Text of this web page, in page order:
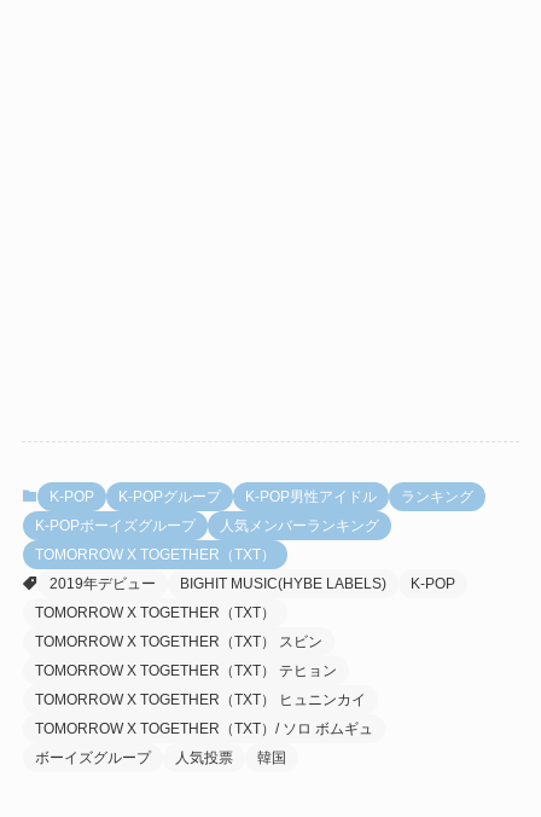
K-POP K-POPグループ K-POP男性アイドル
ランキング
K-POPボーイズグループ
人気メンバーランキング
TOMORROW X TOGETHER（TXT）
2019年デビュー
BIGHIT MUSIC(HYBE LABELS)
K-POP
TOMORROW X TOGETHER（TXT）
TOMORROW X TOGETHER（TXT） スビン
TOMORROW X TOGETHER（TXT） テヒョン
TOMORROW X TOGETHER（TXT） ヒュニンカイ
TOMORROW X TOGETHER（TXT）/ ソロ ボムギュ
ボーイズグループ
人気投票 韓国